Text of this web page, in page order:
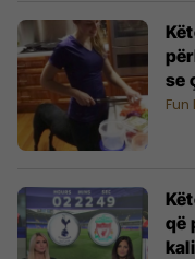
se
Fun
që